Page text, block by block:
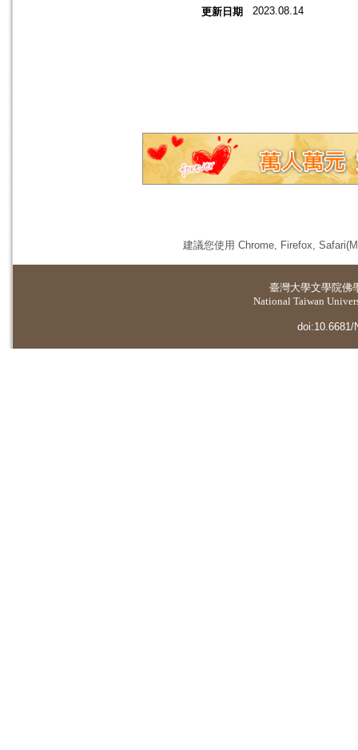
更新日期 2023.08.14
建議您使用 Chrome, Firefox,
臺灣大學文學院佛
National Taiwan
doi:10.6681/